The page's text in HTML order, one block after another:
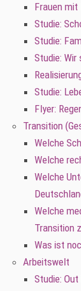
Frauen mit
Studie:
Studie:
Studie: Wir
Studie:
Flyer:
Transition
Welche
Welche
Welche
Welche
Transition
Was ist
Arbeitswelt
Studie: